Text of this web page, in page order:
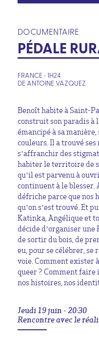
DOCUMENTAIRE
PÉDALE
FRANCE • 1H24
DE ANTOINE VAZQUEZ
Benoît habite à Saint-
construit son paradis à
émancipé à sa manière,
couleurs. Il a trouvé
s’affranchir des
habiter le territoire de
qu’il est parvenu à
continuent à le blesser.
défriche parce que nos
qu’on s’est trouvé. Et
Katinka, Angélique et
décide d’organiser une
de sortir du bois, de
eu, pour se célébrer,
voie. Comment exister
queer ? Comment faire
nos histoires, nos
Jeudi 19 juin - 20:30
Rencontre avec le